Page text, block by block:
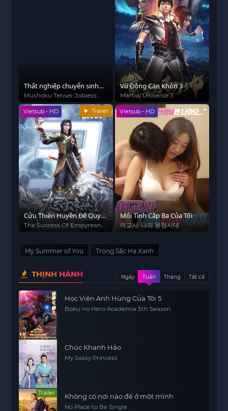
Thất nghiệp chuyển sinh
(Phần 3)
Mushoku Tensei: Jobless
Reincarnation (Season 3)
Vũ Động Càn Khôn 3
Martial Universe 3
Vietsub - HD Trailer
Cửu Thiên Huyền Đế Quyết
Phần 2
The Success Of Empyrean
Vietsub - HD
Mối Tình Cấp Ba Của Tôi
여교사: 나의 몽정시대
My Summer of You Trong Sắc Hạ Xanh
THỊNH HÀNH Ngày Tuần Tháng Tất cả
Học Viện Anh Hùng Của Tôi 5
Boku no Hero Academia 5th Season
Chúc Khanh Hảo
My Sassy Princess
Trailer Không có nơi nào để ở một mình
No Place to Be Single